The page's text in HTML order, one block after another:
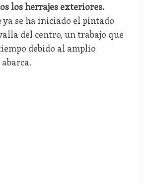
los herrajes exteriores.
se ha iniciado el pintado
del centro, un trabajo que
debido al amplio